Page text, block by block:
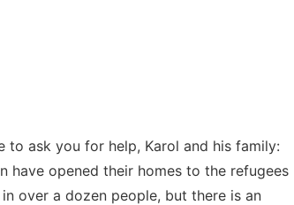
ask you for help, Karol and his family:
have opened their homes to the refugees
over a dozen people, but there is an